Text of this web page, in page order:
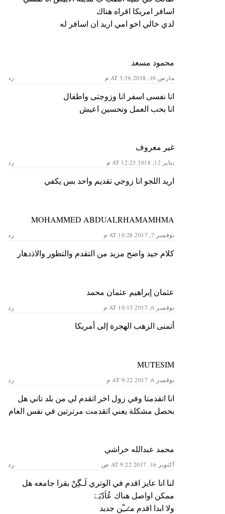
اسافر امريكا اقراه هناك
لدي خالي اخو امي اريد ان اسافر له
محمود مسعد
مارس 10, 2018 AT 3:36 م رد
انا نفسى اسفر انا وزوجتى واطفال
انا بحب العمل وتحسين اعيش
غير معروف
يناير 12, 2018 AT 12:23 م رد
اريد اللجو انا زوجي تقديم واحد بس يكفي
MOHAMMED ABDUALRHAMAMHMA
نوفمبر 7, 2017 AT 10:28 م رد
كلام جيد واضح مزيد من التقدم والتطور والاذدهار
عثمان إبراهيم عثمان محمد
نوفمبر 6, 2017 AT 10:13 م رد
أتمنى الزهب الهجرة إلى أمريكا
MUTESIM
نوفمبر 6, 2017 AT 9:22 م رد
انا اتقدمتا وفي زول اخر اتقدم لي من بلد تاني هل
بحصل مشكلة يعني اتقدمت مرترتين في نفس العام
محمد عبدالله خراشي
أكتوبر 16, 2017 AT 9:22 ص رد
لنا انا عايز اقدم في الوتري لَـگِنْ بقرا جامعه هل
ممكن اواصل هناك عُاَدّيَےّ
ولا ابدا اقدم م̷ـــِْن جديد